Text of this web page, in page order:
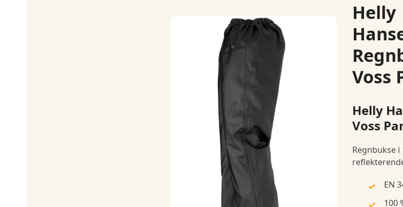
Helly
Voss
Helly
Voss
Regnbukse i
EN
100